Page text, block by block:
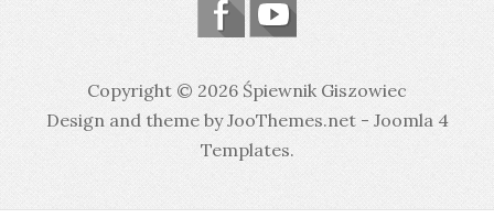
Copyright © 2026 Śpiewnik Giszowiec
Design and theme by JooThemes.net - Joomla 4
Templates.